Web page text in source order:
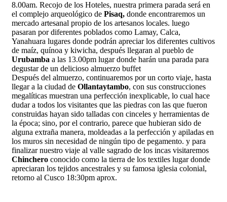
8.00am. Recojo de los Hoteles, nuestra primera parada será en
el complejo arqueológico de Pisaq, donde encontraremos un
mercado artesanal propio de los artesanos locales. luego
pasaran por diferentes poblados como Lamay, Calca,
Yanahuara lugares donde podrán apreciar los diferentes cultivos
de maíz, quínoa y kiwicha, después llegaran al pueblo de
Urubamba a las 13.00pm lugar donde harán una parada para
degustar de un delicioso almuerzo buffet
Después del almuerzo, continuaremos por un corto viaje, hasta
llegar a la ciudad de Ollantaytambo, con sus construcciones
megalíticas muestran una perfección inexplicable, lo cual hace
dudar a todos los visitantes que las piedras con las que fueron
construidas hayan sido talladas con cinceles y herramientas de
la época; sino, por el contrario, parece que hubieran sido de
alguna extraña manera, moldeadas a la perfección y apiladas en
los muros sin necesidad de ningún tipo de pegamento. y para
finalizar nuestro viaje al valle sagrado de los incas visitaremos
Chinchero conocido como la tierra de los textiles lugar donde
apreciaran los tejidos ancestrales y su famosa iglesia colonial,
retorno al Cusco 18:30pm aprox.